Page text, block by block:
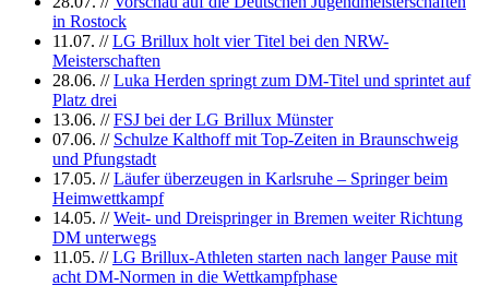
in Rostock
11.07. //LG Brillux holt vier Titel bei den NRW-
Meisterschaften
28.06. //Luka Herden springt zum DM-Titel und sprintet auf
Platz drei
13.06. //FSJ bei der LG Brillux Münster
07.06. // Schulze Kalthoff mit Top-Zeiten in Braunschweig
und Pfungstadt
17.05. //Läufer überzeugen in Karlsruhe – Springer beim
Heimwettkampf
14.05. //Weit- und Dreispringer in Bremen weiter Richtung
DM unterwegs
11.05. //LG Brillux-Athleten starten nach langer Pause mit
acht DM-Normen in die Wettkampfphase